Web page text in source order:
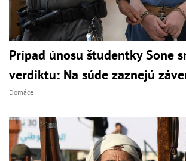
Prípad únosu študentky Sone
verdiktu: Na súde zaznejú
Domáce